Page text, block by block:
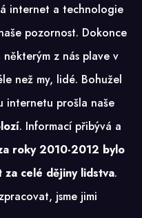
internet a technologie
pozornost. Dokonce
z nás plave v
než my, lidé. Bohužel
internetu prošla naše
. Informací přibývá a
roky 2010-2012 bylo
celé dějiny lidstva.
jsme jimi